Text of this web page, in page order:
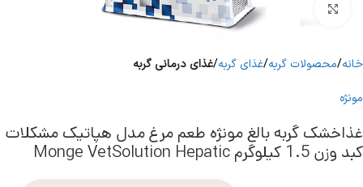
برای بزرگنمایی کلیک کنید
خانه محصولات گربه غذای گربه غذای درمانی گربه
مونژه
غذاخشک گربه بالغ مونژه طعم مرغ مدل هپاتیک مشکلات
کبد وزن 1.5 کیلوگرم Monge VetSolution Hepatic